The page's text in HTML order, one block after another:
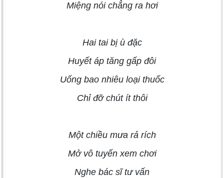
Miệng nói chẳng ra hơi
Hai tai bị ù đặc
Huyết áp tăng gấp đôi
Uống bao nhiêu loại thuốc
Chỉ đỡ chút ít thôi
Một chiều mưa rả rích
Mở vô tuyến xem chơi
Nghe bác sĩ tư vấn